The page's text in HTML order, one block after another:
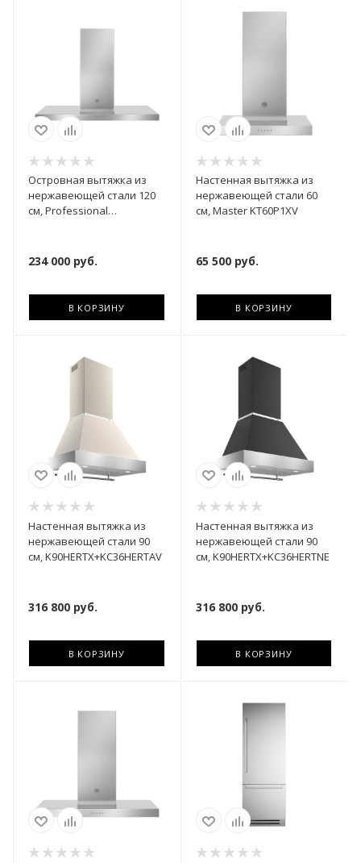
Островная вытяжка из
нержавеющей стали 120
см, Professional
234 000 руб.
В КОРЗИНУ
Настенная вытяжка из
нержавеющей стали 60
см, Master KT60P1XV
65 500руб.
В КОРЗИНУ
Настенная вытяжка из
нержавеющей стали 90
см, K90HERTX+KC36HERTAV
316 800 руб.
В КОРЗИНУ
Настенная вытяжка из
нержавеющей стали 90
см, K90HERTX+KC36HERTNE
316 800руб.
В КОРЗИНУ